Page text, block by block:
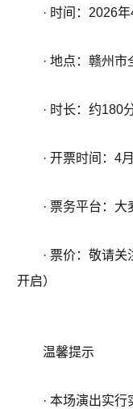
· 时间：2026
· 地点：赣州
· 时长：约180
· 开票时间：4
· 票务平台：大
· 票价：敬请
开启）
温馨提示
· 本场演出实行